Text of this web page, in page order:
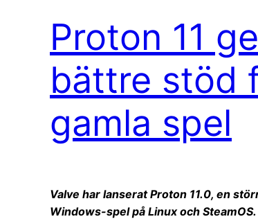
Proton 11
bättre stöd
gamla spel
Valve har lanserat Proton 11.0, en
Windows-spel på Linux och